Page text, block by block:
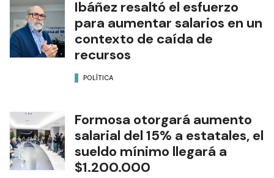
Ibáñez resaltó el esfuerzo
para aumentar salarios en un
contexto de caída de
recursos
POLÍTICA
Formosa otorgará aumento
salarial del 15% a estatales, el
sueldo mínimo llegará a
$1.200.000